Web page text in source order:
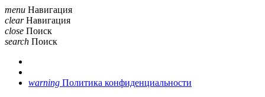
menu Навигация
clear Навигация
close Поиск
search Поиск
warning Политика конфиденциальности